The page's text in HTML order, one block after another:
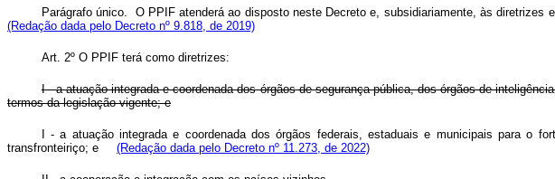
Parágrafo único. O PPIF atenderá ao disposto neste Decreto e, subsidiariamente, às
(Redação dada pelo Decreto nº 9.818, de 2019)
Art. 2º O PPIF terá como diretrizes:
I - a atuação integrada e coordenada dos órgãos de segurança pública, dos órgãos de
termos da legislação vigente; e
I - a atuação integrada e coordenada dos órgãos federais, estaduais e municipais para o
transfronteiriço; e (Redação dada pelo Decreto nº 11.273, de 2022)